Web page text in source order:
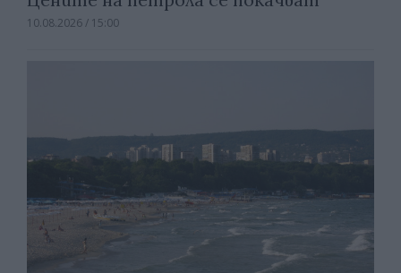
10.08.2026 / 15:00